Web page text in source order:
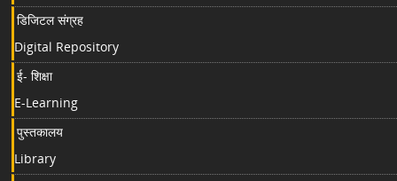
डिजिटल संग्रह
Digital Repository
ई- शिक्षा
E-Learning
पुस्तकालय
Library